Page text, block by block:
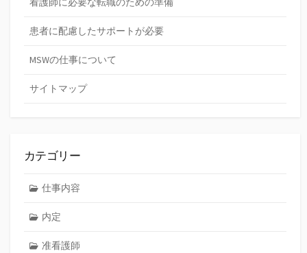
患者に配慮したサポートが必要
MSWの仕事について
サイトマップ
カテゴリー
仕事内容
内定
准看護師